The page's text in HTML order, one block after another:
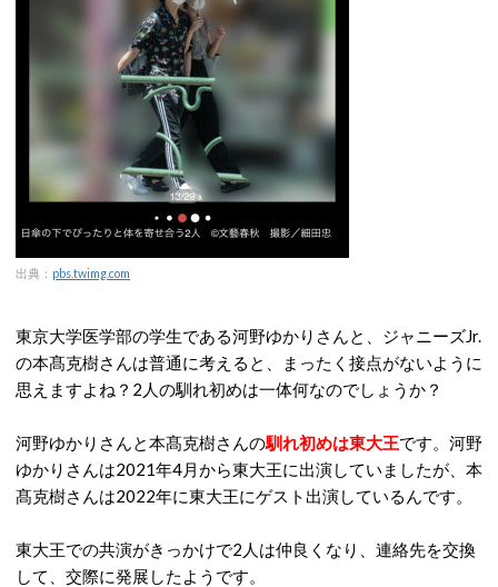
出典： pbs.twimg.com
東京大学医学部の学生である河野ゆかりさんと、ジャニーズJr.
の本髙克樹さんは普通に考えると、まったく接点がないように
思えますよね？2人の馴れ初めは一体何なのでしょうか？
河野ゆかりさんと本髙克樹さんの馴れ初めは東大王です。河野
ゆかりさんは2021年4月から東大王に出演していましたが、本
髙克樹さんは2022年に東大王にゲスト出演しているんです。
東大王での共演がきっかけで2人は仲良くなり、連絡先を交換
して、交際に発展したようです。